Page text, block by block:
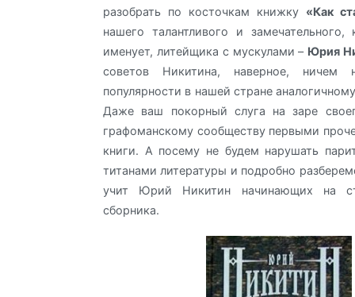
разобрать по косточкам книжку «Как
нашего талантливого и
именует, литейщика с мускулами – Юрия
советов Никитина, наверное, ничем
популярности в нашей стране
Даже ваш покорный слуга на заре
графоманскому сообществу первыми
книги. А посему не будем нарушать
титанами литературы и подробно
учит Юрий Никитин начинающих на
сборника.